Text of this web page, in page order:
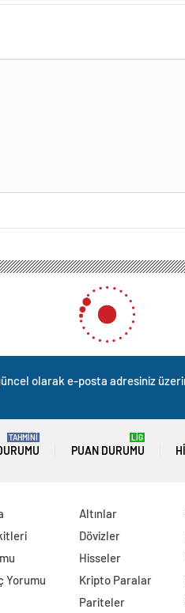
olarak e-posta adresiniz
TAHMİNİ
PUAN DURUMU
LİG
Yorumu
Altınlar
Dövizler
Hisseler
Kripto Paralar
Pariteler